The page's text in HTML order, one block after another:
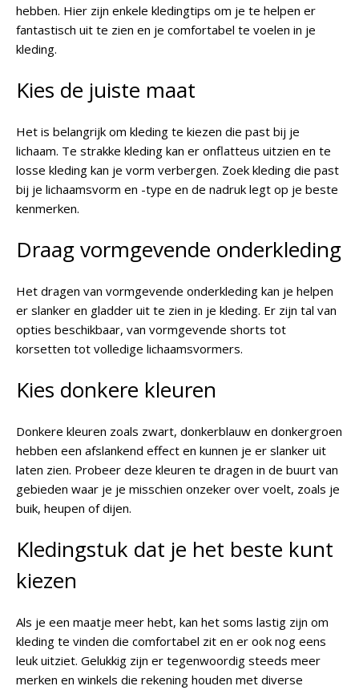
hebben. Hier zijn enkele kledingtips om je te helpen er
fantastisch uit te zien en je comfortabel te voelen in je
kleding.
Kies de juiste maat
Het is belangrijk om kleding te kiezen die past bij je
lichaam. Te strakke kleding kan er onflatteus uitzien en te
losse kleding kan je vorm verbergen. Zoek kleding die past
bij je lichaamsvorm en -type en de nadruk legt op je beste
kenmerken.
Draag vormgevende onderkleding
Het dragen van vormgevende onderkleding kan je helpen
er slanker en gladder uit te zien in je kleding. Er zijn tal van
opties beschikbaar, van vormgevende shorts tot
korsetten tot volledige lichaamsvormers.
Kies donkere kleuren
Donkere kleuren zoals zwart, donkerblauw en donkergroen
hebben een afslankend effect en kunnen je er slanker uit
laten zien. Probeer deze kleuren te dragen in de buurt van
gebieden waar je je misschien onzeker over voelt, zoals je
buik, heupen of dijen.
Kledingstuk dat je het beste kunt
kiezen
Als je een maatje meer hebt, kan het soms lastig zijn om
kleding te vinden die comfortabel zit en er ook nog eens
leuk uitziet. Gelukkig zijn er tegenwoordig steeds meer
merken en winkels die rekening houden met diverse